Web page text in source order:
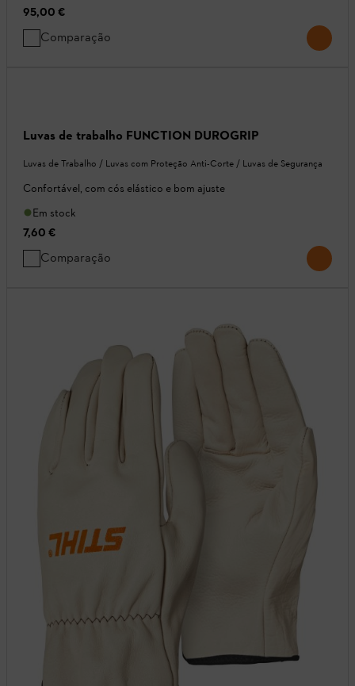
95,00 €
Comparação
Luvas de trabalho FUNCTION DUROGRIP
Luvas de Trabalho / Luvas com Proteção Anti-Corte / Luvas de Segurança
Confortável, com cós elástico e bom ajuste
Em stock
7,60 €
Comparação